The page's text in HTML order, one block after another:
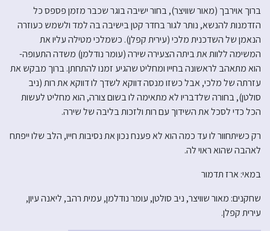
ברוך אוירבך (מאור שוויצר), בחור ישיבה בוגר שכבר מזמן פספס כל
הזדמנות להנשא, נותר לגור בחדר קטן בישיבה בה למד ולשמש כעוזרה
הנאמן של השדכנית מלכי (עירית קפלן). כשמלכי מטילה עליו את
המשימה ללוות את ביתה הצעירה שירה (עומר נודלמן) משדה התעופה-
הוא מתאהב לראשונה בחייו ומחליט שהגיע זמנו להתחתן. ברוך מבקש את
עזרתה של מלכי, אבל כשזו מנסה דווקא לשדך לו דווקא את רות (ניב
סולטן), בחורה שלדבריו לא מתאימה לו בשום צורה, הוא מחליט לעשות
הכל כדי לסכל את השידוך עם רות ולזכות בליבה של שירה.
רק כשיתחוור לו עד כמה הוא לא פענח נכון את נסיבות חייו, הלב שלו ייפתח
לאהבה שהוא ראוי לה.
במאי: ארז תדמור
שחקנים: מאור שוויצר, ניב סולטן, עומר נודלמן, עמית רהב, ליאנה עיון,
עירית קפלן.